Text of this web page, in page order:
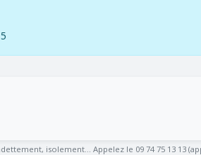
isolement... Appelez le 09 74 75 13 13